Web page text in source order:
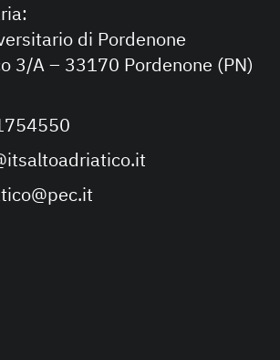
di Pordenone
3/A – 33170 Pordenone (PN)